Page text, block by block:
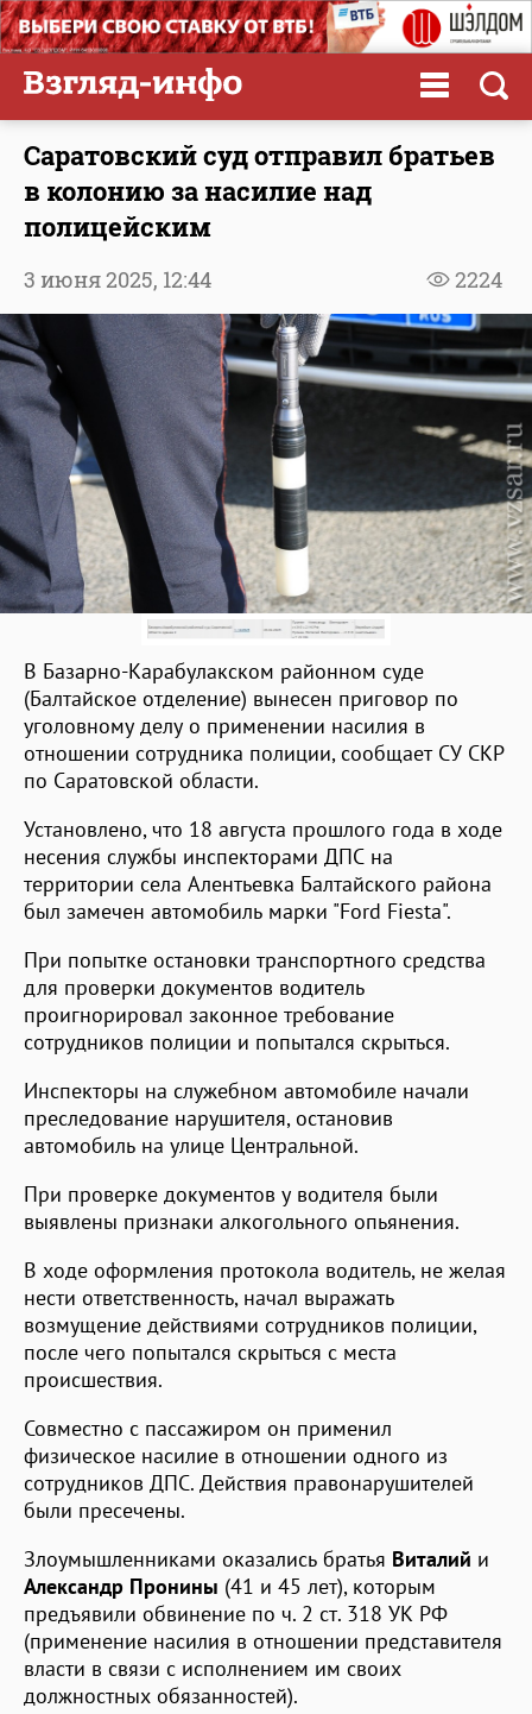
Саратовский суд отправил братьев
в колонию за насилие над
полицейским
2224
3 июня 2025, 12:44
В Базарно-Карабулакском районном суде
(Балтайское отделение) вынесен приговор по
уголовному делу о применении насилия в
отношении сотрудника полиции, сообщает СУ СКР
по Саратовской области.
Установлено, что 18 августа прошлого года в ходе
несения службы инспекторами ДПС на
территории села Алентьевка Балтайского района
был замечен автомобиль марки "Ford Fiesta".
При попытке остановки транспортного средства
для проверки документов водитель
проигнорировал законное требование
сотрудников полиции и попытался скрыться.
Инспекторы на служебном автомобиле начали
преследование нарушителя, остановив
автомобиль на улице Центральной.
При проверке документов у водителя были
выявлены признаки алкогольного опьянения.
В ходе оформления протокола водитель, не желая
нести ответственность, начал выражать
возмущение действиями сотрудников полиции,
после чего попытался скрыться с места
происшествия.
Совместно с пассажиром он применил
физическое насилие в отношении одного из
сотрудников ДПС. Действия правонарушителей
были пресечены.
Злоумышленниками оказались братья Виталий и
Александр Пронины (41 и 45 лет), которым
предъявили обвинение по ч. 2 ст. 318 УК РФ
(применение насилия в отношении представителя
власти в связи с исполнением им своих
должностных обязанностей).